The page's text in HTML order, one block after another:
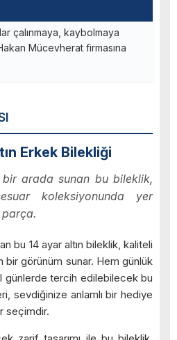
Erkek Bilekliği
bir arada sunan bu bileklik,
koleksiyonunda yer
parça.
bu 14 ayar altın bileklik, kaliteli
görünüm sunar. Hem günlük
günlerde tercih edilebilecek bu
sevdiğinize anlamlı bir hediye
seçimdir.
çalınmaya, kaybolmaya
Mücevherat firmasına